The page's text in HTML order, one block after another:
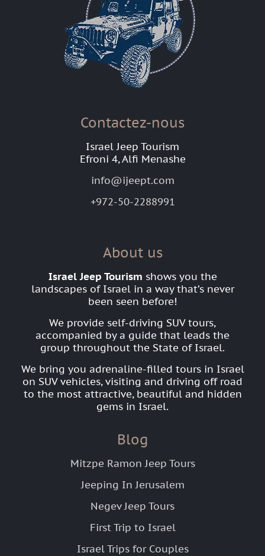
Contactez-nous
Israel Jeep Tourism
Efroni 4, Alfi Menashe
info@ijeept.com
+972-50-2288991
About us
Israel Jeep Tourism shows you the
landscapes of Israel in a way that’s never
been seen before!
We provide self-driving SUV tours,
accompanied by a guide that leads the
group throughout the State of Israel.
We bring you adrenaline-filled tours in Israel
on SUV vehicles, visiting and driving off road
to the most attractive, beautiful and hidden
gems in Israel.
Blog
Mitzpe Ramon Jeep Tours
Jeeping In Jerusalem
Negev Jeep Tours
First Trip to Israel
Israel Trips for Couples